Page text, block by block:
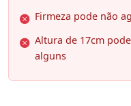
Firmeza pode não
Altura de 17cm
alguns